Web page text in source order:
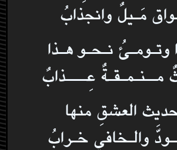
مَـيلٌ وانجذابُ
نـحـو هـذا
مــنـمـقـةٌ عِــــذابٌ
العشقِ منها
والـخافي خـرابُ